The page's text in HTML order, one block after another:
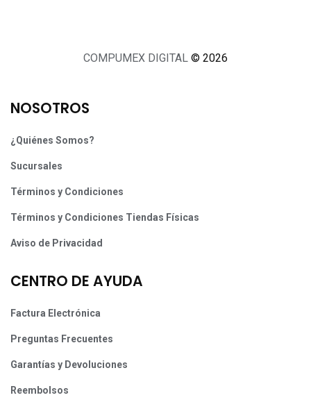
COMPUMEX DIGITAL © 2026
NOSOTROS
¿Quiénes Somos?
Sucursales
Términos y Condiciones
Términos y Condiciones Tiendas Físicas
Aviso de Privacidad
CENTRO DE AYUDA
Factura Electrónica
Preguntas Frecuentes
Garantías y Devoluciones
Reembolsos